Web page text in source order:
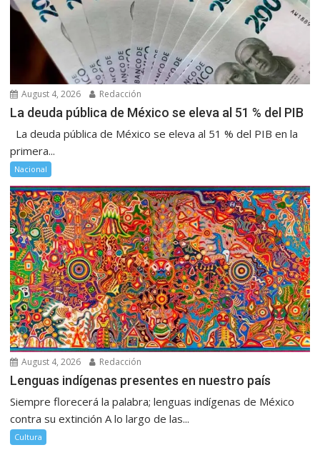
August 4, 2026 Redacción
La deuda pública de México se eleva al 51 % del PIB
La deuda pública de México se eleva al 51 % del PIB en la
primera...
Nacional
August 4, 2026 Redacción
Lenguas indígenas presentes en nuestro país
Siempre florecerá la palabra; lenguas indígenas de México
contra su extinción A lo largo de las...
Cultura